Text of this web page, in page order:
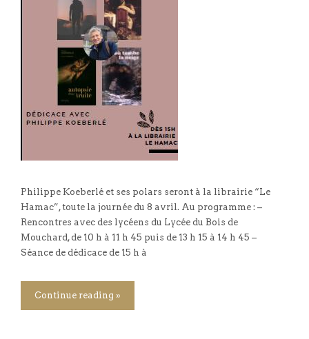
Philippe Koeberlé et ses polars seront à la librairie “Le
Hamac”, toute la journée du 8 avril. Au programme : –
Rencontres avec des lycéens du Lycée du Bois de
Mouchard, de 10 h à 11 h 45 puis de 13 h 15 à 14 h 45 –
Séance de dédicace de 15 h à
Continue reading »